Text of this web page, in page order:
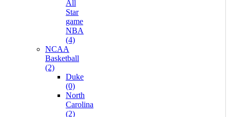
All
Star
game
NBA
(4)
NCAA
Basketball
(2)
Duke
(0)
North
Carolina
(2)